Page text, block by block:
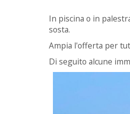
In piscina o in
sosta.
Ampia l'offerta per
Di seguito alcune